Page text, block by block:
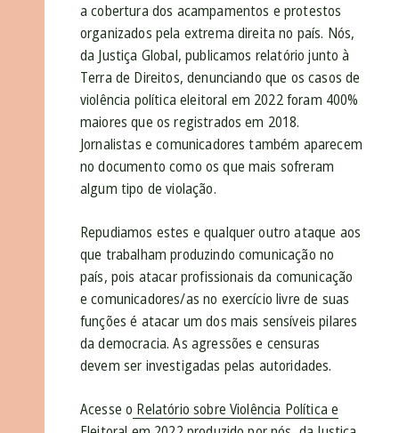
a cobertura dos acampamentos e protestos
organizados pela extrema direita no país. Nós,
da Justiça Global, publicamos relatório junto à
Terra de Direitos, denunciando que os casos de
violência política eleitoral em 2022 foram 400%
maiores que os registrados em 2018.
Jornalistas e comunicadores também aparecem
no documento como os que mais sofreram
algum tipo de violação.
Repudiamos estes e qualquer outro ataque aos
que trabalham produzindo comunicação no
país, pois atacar profissionais da comunicação
e comunicadores/as no exercício livre de suas
funções é atacar um dos mais sensíveis pilares
da democracia. As agressões e censuras
devem ser investigadas pelas autoridades.
Acesse o Relatório sobre Violência Política e